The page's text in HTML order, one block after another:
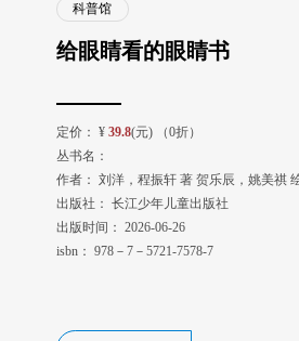
科普馆
给眼睛看的眼睛书
定价： ¥ 39.8(元) （0折）
丛书名：
作者：
刘洋，程振轩 著 贺乐辰，姚美祺
出版社：
长江少年儿童出版社
出版时间：
2026-06-26
isbn：
978－7－5721-7578-7